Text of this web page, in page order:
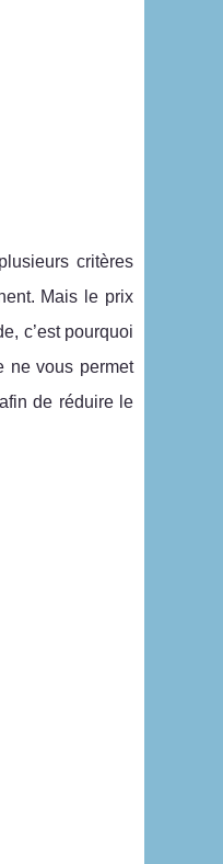
critères
Mais le prix
c’est pourquoi
ne vous permet
de réduire le